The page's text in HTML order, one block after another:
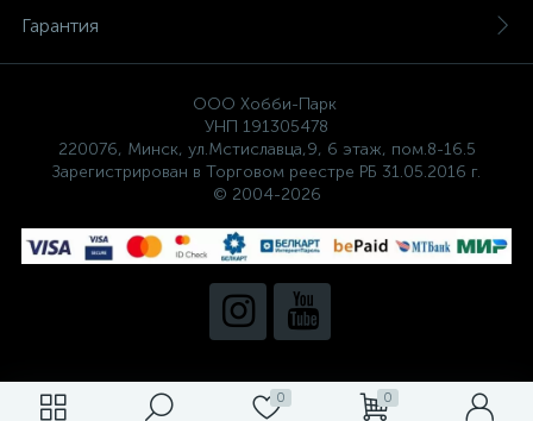
0 0
Гарантия
ООО Хобби-Парк
УНП 191305478
220076, Минск, ул.Мстиславца,9, 6 этаж, пом.8-16.5
Зарегистрирован в Торговом реестре РБ 31.05.2016 г.
© 2004-2026